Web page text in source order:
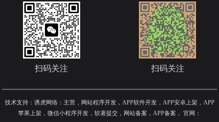
扫码关注 扫码关注
技术支持：诱虎网络：主营，网站程序开发，APP软件开发，APP安卓上架，APP
苹果上架，微信小程序开发，软著提交，网站备案，APP备案 ， 官网：